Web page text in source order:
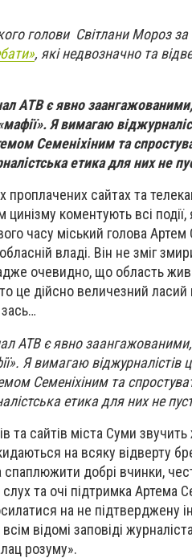
голови Світлани Мороз
, які недвозначно та
АТВ є явно
Я вимагаю від
Семеніхіним та
етика для них не
проплачених сайтах та
коментують всі події,
часу міський голова Артем
владі. Він не зміг
очевидно, що область
це дійсно величезний
АТВ є явнозаангажованими,
Я вимагаю віджурналістів
Семеніхіним та
етика для них не
та сайтів міста Суми
на всяку відверту
добрі вчинки,
та очі підтримка Артема
на не підтверджену
відомі заповіді
розуму».